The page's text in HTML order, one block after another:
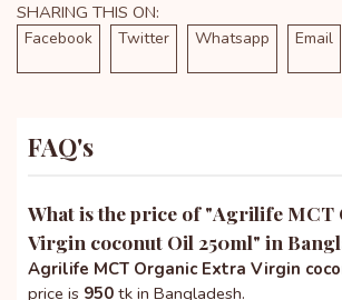
SHARING THIS ON:
Facebook Twitter Whatsapp Email
FAQ's
What is the price of "Agrilife MCT
Virgin coconut Oil 250ml" in
Agrilife MCT Organic Extra Virgin
price is 950 tk in Bangladesh.